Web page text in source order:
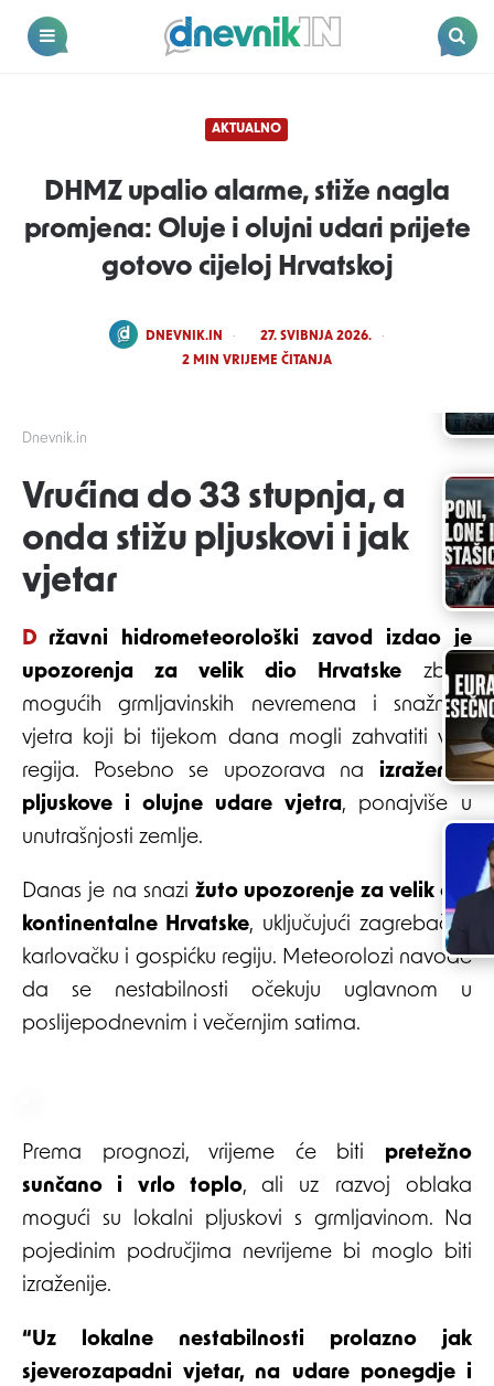
Dnevnik.in
Dnevnik.in
AKTUALNO
DHMZ upalio alarme, stiže nagla
promjena: Oluje i olujni udari prijete
gotovo cijeloj Hrvatskoj
POSTED
DNEVNIK.IN
27. SVIBNJA 2026.
2 MIN VRIJEME ČITANJA
Vrućina do 33 stupnja, a
onda stižu pljuskovi i jak
vjetar
Državni hidrometeorološki zavod izdao je
upozorenja za velik dio Hrvatske zbog
mogućih grmljavinskih nevremena i snažnog
vjetra koji bi tijekom dana mogli zahvatiti više
regija. Posebno se upozorava na izraženije
pljuskove i olujne udare vjetra, ponajviše u
unutrašnjosti zemlje.
Danas je na snazi žuto upozorenje za velik dio
kontinentalne Hrvatske, uključujući zagrebačku,
karlovačku i gospićku regiju. Meteorolozi navode
da se nestabilnosti očekuju uglavnom u
poslijepodnevnim i večernjim satima.
Prema prognozi, vrijeme će biti pretežno
sunčano i vrlo toplo, ali uz razvoj oblaka
mogući su lokalni pljuskovi s grmljavinom. Na
pojedinim područjima nevrijeme bi moglo biti
izraženije.
“Uz lokalne nestabilnosti prolazno jak
sjeverozapadni vjetar, na udare ponegdje i